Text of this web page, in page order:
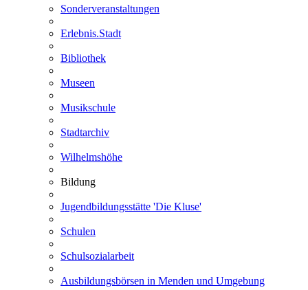
Sonderveranstaltungen
Erlebnis.Stadt
Bibliothek
Museen
Musikschule
Stadtarchiv
Wilhelmshöhe
Bildung
Jugendbildungsstätte 'Die Kluse'
Schulen
Schulsozialarbeit
Ausbildungsbörsen in Menden und Umgebung